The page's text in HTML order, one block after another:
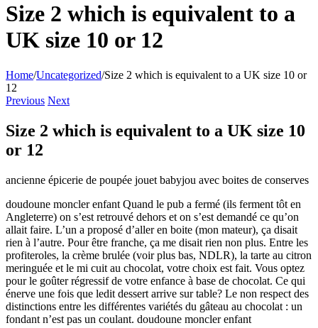
Size 2 which is equivalent to a
UK size 10 or 12
Home/Uncategorized/Size 2 which is equivalent to a UK size 10 or
12
Previous Next
Size 2 which is equivalent to a UK size 10
or 12
ancienne épicerie de poupée jouet babyjou avec boites de conserves
doudoune moncler enfant Quand le pub a fermé (ils ferment tôt en
Angleterre) on s’est retrouvé dehors et on s’est demandé ce qu’on
allait faire. L’un a proposé d’aller en boite (mon mateur), ça disait
rien à l’autre. Pour être franche, ça me disait rien non plus. Entre les
profiteroles, la crème brulée (voir plus bas, NDLR), la tarte au citron
meringuée et le mi cuit au chocolat, votre choix est fait. Vous optez
pour le goûter régressif de votre enfance à base de chocolat. Ce qui
énerve une fois que ledit dessert arrive sur table? Le non respect des
distinctions entre les différentes variétés du gâteau au chocolat : un
fondant n’est pas un coulant. doudoune moncler enfant